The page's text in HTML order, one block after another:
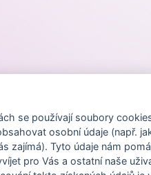
se používají soubory
osobní údaje (např.
zajímá). Tyto údaje nám
pro Vás a ostatní naše